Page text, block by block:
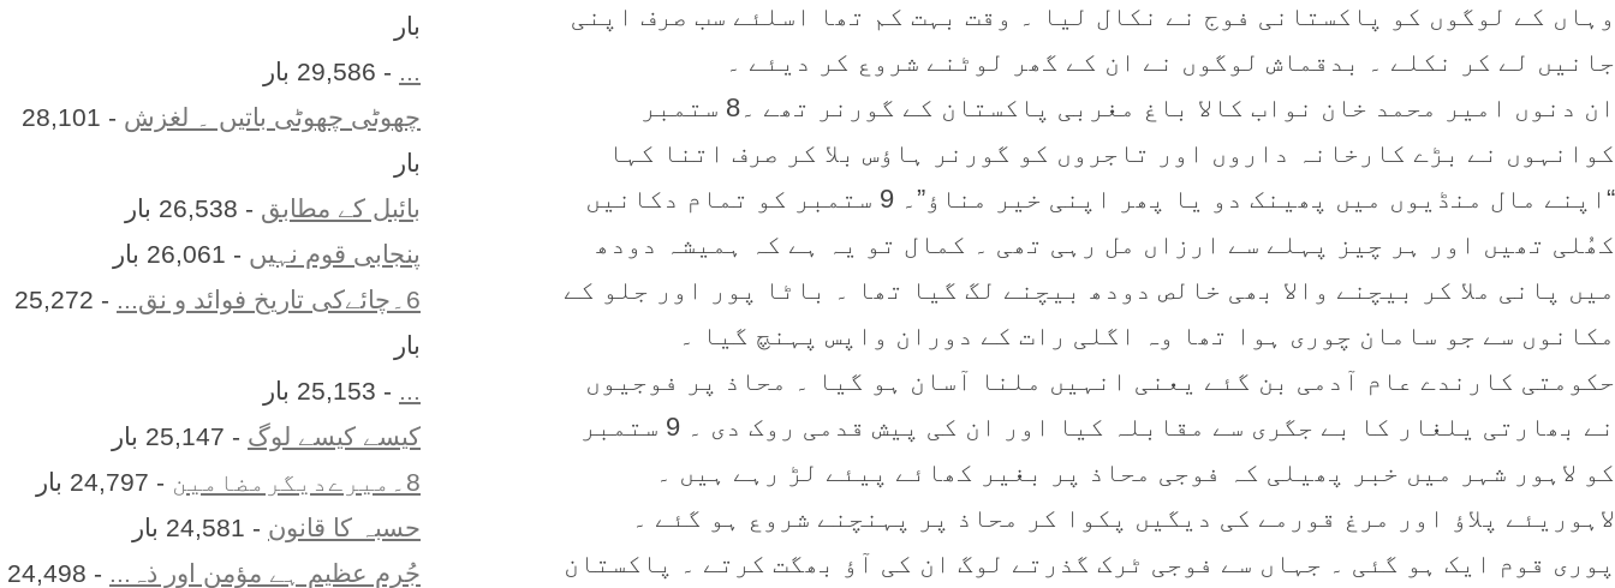
وہاں کے لوگوں کو پاکستانی فوج نے نکال لیا ۔ وقت بہت کم تھا اسلئے سب صرف اپنی
جانیں لے کر نکلے ۔ بدقماش لوگوں نے ان کے گھر لوٹنے شروع کر دیئے ۔
ان دنوں امیر محمد خان نواب کالا باغ مغربی پاکستان کے گورنر تھے ۔8 ستمبر
کوانہوں نے بڑے کارخانہ داروں اور تاجروں کو گورنر ہاؤس بلا کر صرف اتنا کہا
“اپنے مال منڈیوں میں پھینک دو یا پھر اپنی خیر مناؤ”۔ 9 ستمبر کو تمام دکانیں
کھُلی تھیں اور ہر چیز پہلے سے ارزاں مل رہی تھی ۔ کمال تو یہ ہے کہ ہمیشہ دودھ
میں پانی ملا کر بیچنے والا بھی خالص دودھ بیچنے لگ گیا تھا ۔ باٹا پور اور جلو کے
مکانوں سے جو سامان چوری ہوا تھا وہ اگلی رات کے دوران واپس پہنچ گیا ۔
حکومتی کارندے عام آدمی بن گئے یعنی انہیں ملنا آسان ہو گیا ۔ محاذ پر فوجیوں
نے بھارتی یلغار کا بے جگری سے مقابلہ کیا اور ان کی پیش قدمی روک دی ۔ 9 ستمبر
کو لاہور شہر میں خبر پھیلی کہ فوجی محاذ پر بغیر کھائے پیئے لڑ رہے ہیں ۔
لاہوریئے پلاؤ اور مرغ قورمے کی دیگیں پکوا کر محاذ پر پہنچنے شروع ہو گئے ۔
پوری قوم ایک ہو گئی ۔ جہاں سے فوجی ٹرک گذرتے لوگ ان کی آؤ بھگت کرتے ۔ پاکستان
بار
- 29,586 بار
چھوٹی چھوٹی باتیں ۔ لغزش
- 28,101
بار
بائبل کے مطابق - 26,538 بار
پنجابی قوم نہیں - 26,061 بار
6۔چائےکی تاریخ فوائد و نق...
- 25,272
بار
- 25,153 بار
کیسے کیسے لوگ - 25,147 بار
8۔میرےدیگرمضامین
- 24,797 بار
حسبہ کا قانون - 24,581 بار
جُرمِ عظیم ہے مؤمن اور ذہ...
- 24,498